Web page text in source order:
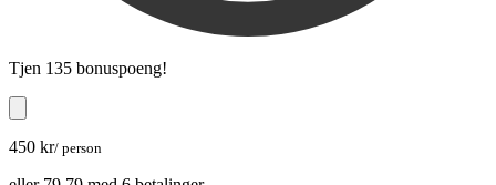
Tjen 135 bonuspoeng!
450 kr/ person